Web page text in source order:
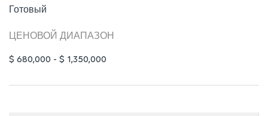
Готовый
ЦЕНОВОЙ ДИАПАЗОН
$ 680,000 - $ 1,350,000